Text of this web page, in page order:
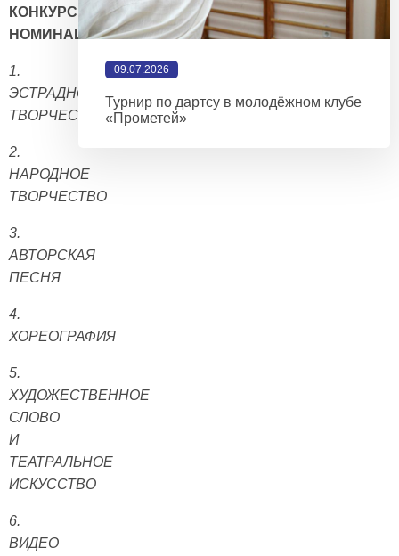
КОНКУРСНЫЕ
НОМИНАЦИИ:
1.
ЭСТРАДНОЕ
ТВОРЧЕСТВО
2.
НАРОДНОЕ
ТВОРЧЕСТВО
3.
АВТОРСКАЯ
ПЕСНЯ
4.
ХОРЕОГРАФИЯ
5.
ХУДОЖЕСТВЕННОЕ
СЛОВО
И
ТЕАТРАЛЬНОЕ
ИСКУССТВО
6.
ВИДЕО
09.07.2026
Турнир по дартсу в молодёжном клубе
«Прометей»